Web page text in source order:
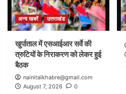
अन्य खबरें उत्तराखंड
खुर्पाताल में एसआईआर सर्वे की
त्रुटियों के निराकरण को लेकर हुई
बैठक
nainitalkhabre@gmail.com
August 7, 2026
0